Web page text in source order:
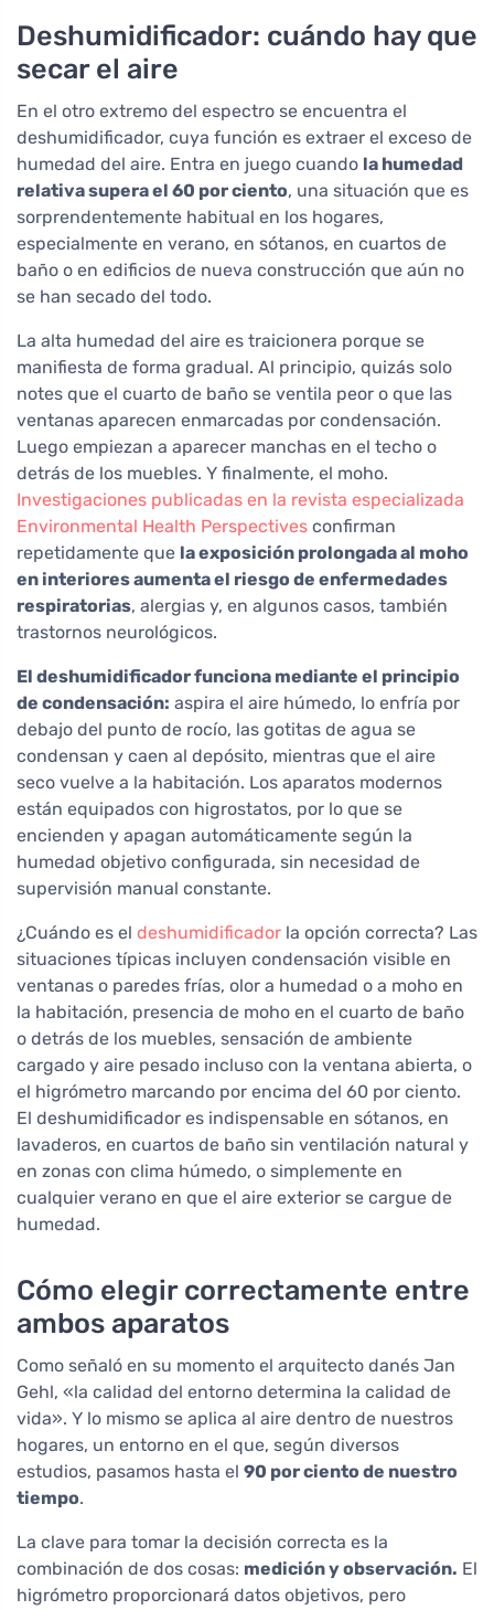
Deshumidificador: cuándo hay que
secar el aire
En el otro extremo del espectro se encuentra el
deshumidificador, cuya función es extraer el exceso de
humedad del aire. Entra en juego cuando la humedad
relativa supera el 60 por ciento, una situación que es
sorprendentemente habitual en los hogares,
especialmente en verano, en sótanos, en cuartos de
baño o en edificios de nueva construcción que aún no
se han secado del todo.
La alta humedad del aire es traicionera porque se
manifiesta de forma gradual. Al principio, quizás solo
notes que el cuarto de baño se ventila peor o que las
ventanas aparecen enmarcadas por condensación.
Luego empiezan a aparecer manchas en el techo o
detrás de los muebles. Y finalmente, el moho.
Investigaciones publicadas en la revista especializada
Environmental Health Perspectives confirman
repetidamente que la exposición prolongada al moho
en interiores aumenta el riesgo de enfermedades
respiratorias, alergias y, en algunos casos, también
trastornos neurológicos.
El deshumidificador funciona mediante el principio
de condensación: aspira el aire húmedo, lo enfría por
debajo del punto de rocío, las gotitas de agua se
condensan y caen al depósito, mientras que el aire
seco vuelve a la habitación. Los aparatos modernos
están equipados con higrostatos, por lo que se
encienden y apagan automáticamente según la
humedad objetivo configurada, sin necesidad de
supervisión manual constante.
¿Cuándo es el deshumidificador la opción correcta? Las
situaciones típicas incluyen condensación visible en
ventanas o paredes frías, olor a humedad o a moho en
la habitación, presencia de moho en el cuarto de baño
o detrás de los muebles, sensación de ambiente
cargado y aire pesado incluso con la ventana abierta, o
el higrómetro marcando por encima del 60 por ciento.
El deshumidificador es indispensable en sótanos, en
lavaderos, en cuartos de baño sin ventilación natural y
en zonas con clima húmedo, o simplemente en
cualquier verano en que el aire exterior se cargue de
humedad.
Cómo elegir correctamente entre
ambos aparatos
Como señaló en su momento el arquitecto danés Jan
Gehl, «la calidad del entorno determina la calidad de
vida». Y lo mismo se aplica al aire dentro de nuestros
hogares, un entorno en el que, según diversos
estudios, pasamos hasta el 90 por ciento de nuestro
tiempo.
La clave para tomar la decisión correcta es la
combinación de dos cosas: medición y observación. El
higrómetro proporcionará datos objetivos, pero